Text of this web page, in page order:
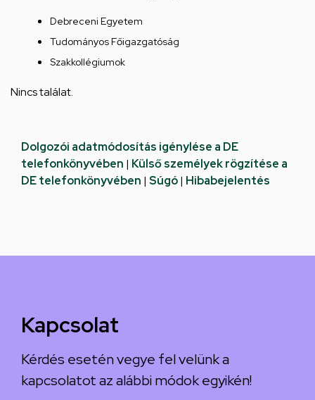
Debreceni Egyetem
Tudományos Főigazgatóság
Szakkollégiumok
Nincs találat.
Dolgozói adatmódosítás igénylése a DE
telefonkönyvében | Külső személyek rögzítése a
DE telefonkönyvében | Súgó| Hibabejelentés
Kapcsolat
Kérdés esetén vegye fel velünk a
kapcsolatot az alábbi módok egyikén!